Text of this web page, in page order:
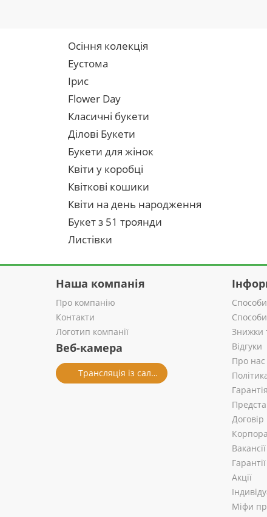
Осіння колекція
Еустома
Ірис
Flower Day
Класичні букети
Ділові Букети
Букети для жінок
Квіти у коробці
Квіткові кошики
Квіти на день народження
Букет з 51 троянди
Листівки
Наша компанія
Про компанію
Контакти
Логотип компанії
Веб-камера
Трансляція із салону
Знижки
Відгуки
Про нас
Вакансії
Акції
Міфи